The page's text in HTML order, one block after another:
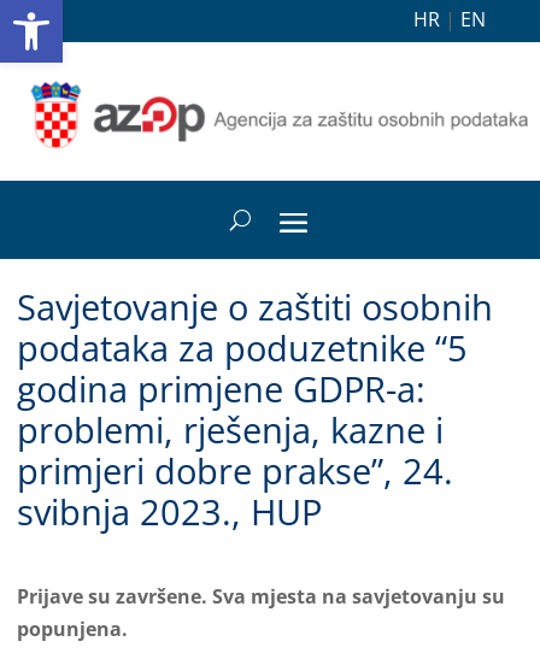
HR | EN
Savjetovanje o zaštiti osobnih
podataka za poduzetnike “5
godina primjene GDPR-a:
problemi, rješenja, kazne i
primjeri dobre prakse”, 24.
svibnja 2023., HUP
Prijave su završene. Sva mjesta na savjetovanju su
popunjena.